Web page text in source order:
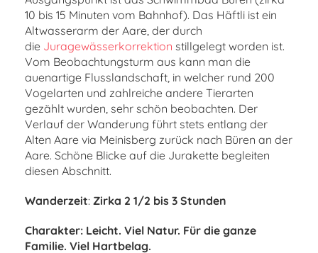
10 bis 15 Minuten vom Bahnhof). Das Häftli ist ein
Altwasserarm der Aare, der durch
die Juragewässerkorrektion stillgelegt worden ist.
Vom Beobachtungsturm aus kann man die
auenartige Flusslandschaft, in welcher rund 200
Vogelarten und zahlreiche andere Tierarten
gezählt wurden, sehr schön beobachten. Der
Verlauf der Wanderung führt stets entlang der
Alten Aare via Meinisberg zurück nach Büren an der
Aare. Schöne Blicke auf die Jurakette begleiten
diesen Abschnitt.
Wanderzeit: Zirka 2 1/2 bis 3 Stunden
Charakter: Leicht. Viel Natur. Für die ganze
Familie. Viel Hartbelag.